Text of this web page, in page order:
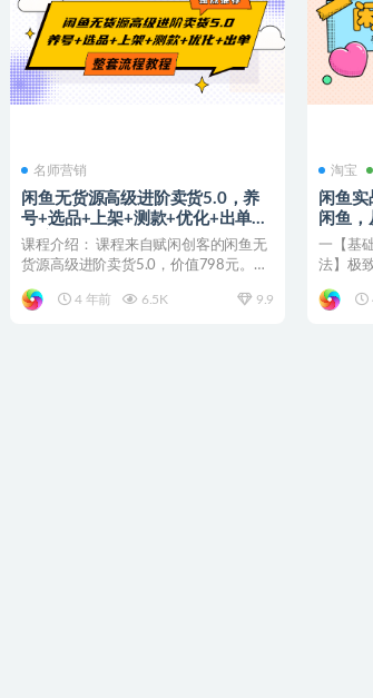
名师营销
闲鱼无货源高级进阶卖货5.0，养
号+选品+上架+测款+优化+出单整
套流程教程
课程介绍： 课程来自赋闲创客的闲鱼无
货源高级进阶卖货5.0，价值798元。闲
4 年前
6.5K 9.9
淘宝
闲鱼
闲鱼
时）
一【基
法】极